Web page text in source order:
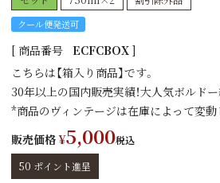
クール便発送可
商品番号
ECFCBOX
こちらは【箱入り商品】です。
30年以上の国内販売実績！大人気ボルド
*商品のヴィンテージは在庫によって変動
販売価格 ¥5,000税込
50 ポイント進呈